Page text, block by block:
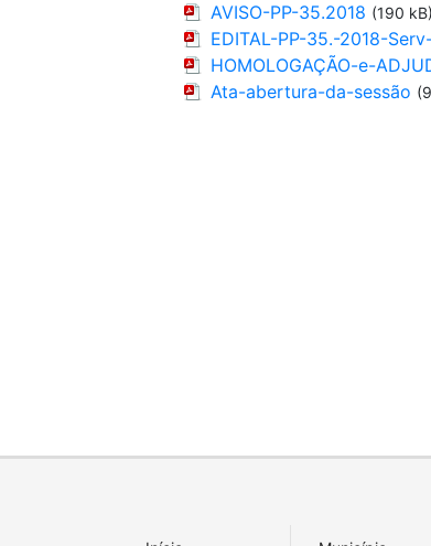
AVISO-PP-35.2018 (190 kB)
EDITAL-PP-35.-2018-
HOMOLOGAÇÃO-e-
Ata-abertura-da-sessão